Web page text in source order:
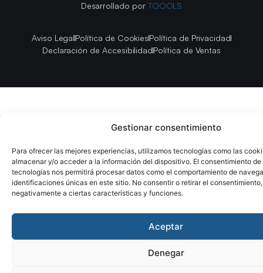
Gestionar consentimiento
Para ofrecer las mejores experiencias, utilizamos tecnologías como las
almacenar y/o acceder a la información del dispositivo. El consentimiento de
tecnologías nos permitirá procesar datos como el comportamiento de
identificaciones únicas en este sitio. No consentir o retirar el
negativamente a ciertas características y funciones.
Aceptar
Denegar
Desarrollado por TOOOLS
Aviso LegalPolítica de CookiesPolítica de Privacidad
Declaración de AccesibilidadPolítica de Ventas